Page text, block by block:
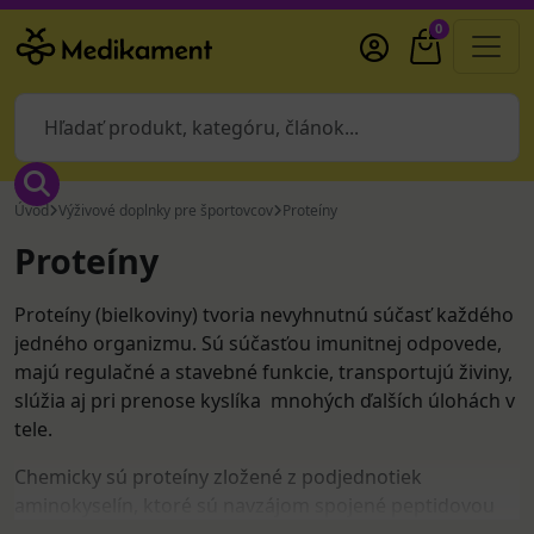
0
Úvod Výživové doplnky pre športovcov Proteíny
Proteíny
Proteíny (bielkoviny) tvoria nevyhnutnú súčasť každého
jedného organizmu. Sú súčasťou imunitnej odpovede,
majú regulačné a stavebné funkcie, transportujú živiny,
slúžia aj pri prenose kyslíka mnohých ďalších úlohách v
tele.
Chemicky sú proteíny zložené z podjednotiek